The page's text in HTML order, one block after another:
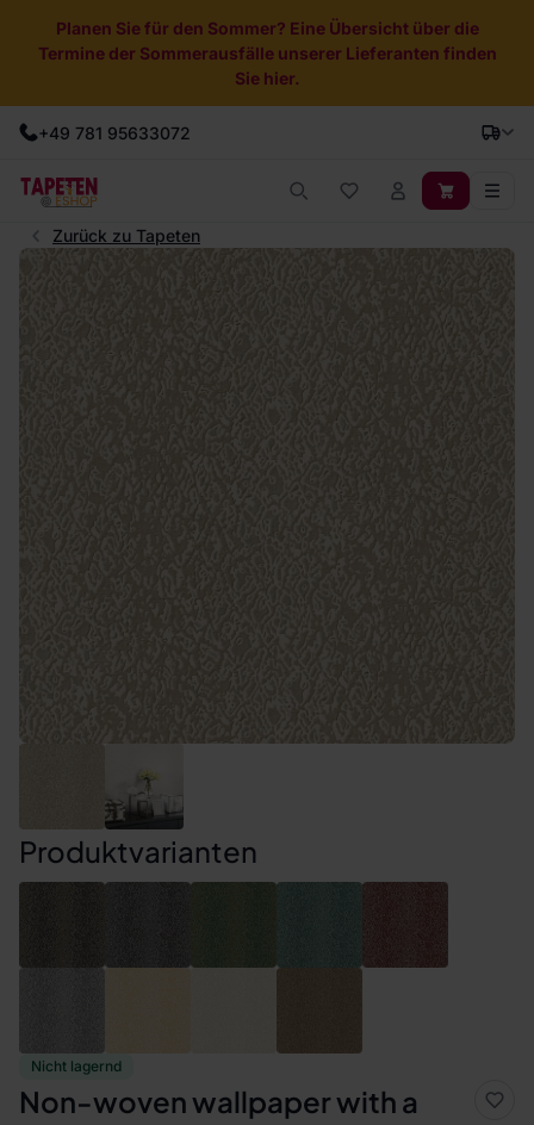
Planen Sie für den Sommer? Eine Übersicht über die
Termine der Sommerausfälle unserer Lieferanten finden
Sie hier.
+49 781 95633072
Zurück zu Tapeten
Nicht lagernd
Non-woven wallpaper with a
Produktvarianten